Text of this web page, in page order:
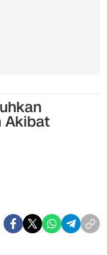
Akibat